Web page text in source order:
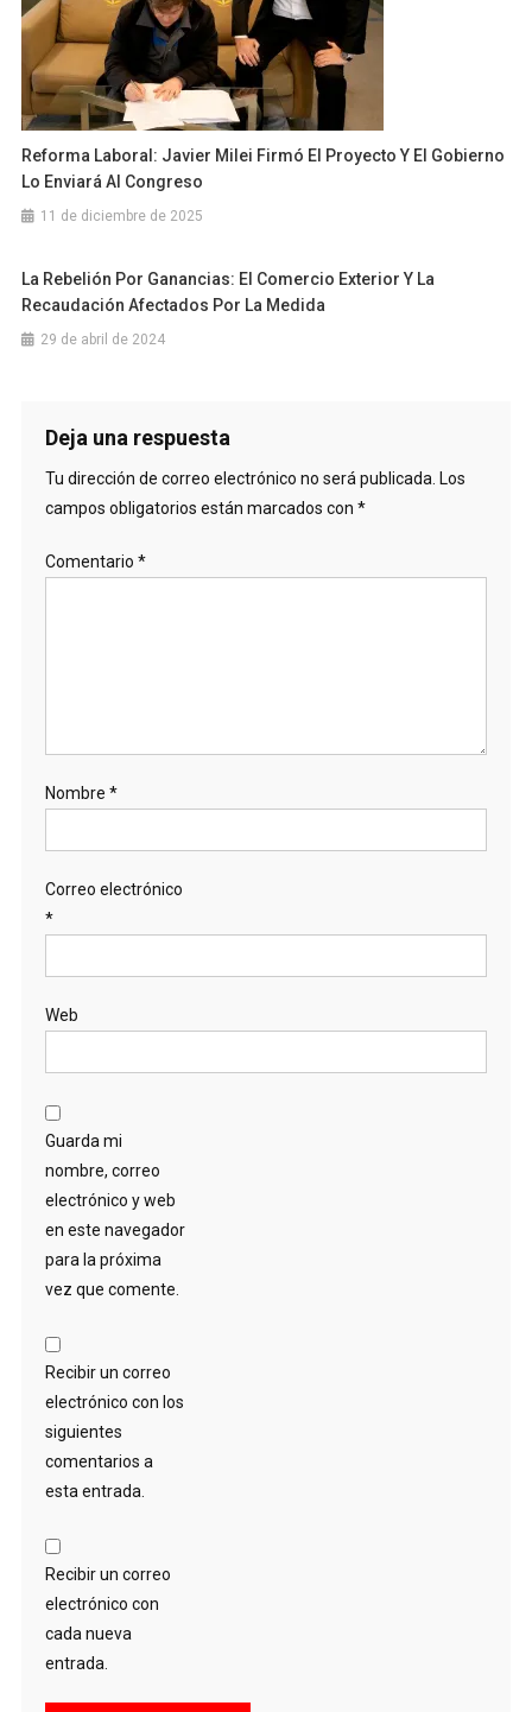
Reforma Laboral: Javier Milei Firmó El Proyecto Y El Gobierno
Lo Enviará Al Congreso
11 de diciembre de 2025
La Rebelión Por Ganancias: El Comercio Exterior Y La
Recaudación Afectados Por La Medida
29 de abril de 2024
Deja una respuesta
Tu dirección de correo electrónico no será publicada. Los
campos obligatorios están marcados con *
Comentario *
Nombre *
Correo electrónico
*
Web
Guarda mi
nombre, correo
electrónico y web
en este navegador
para la próxima
vez que comente.
Recibir un correo
electrónico con los
siguientes
comentarios a
esta entrada.
Recibir un correo
electrónico con
cada nueva
entrada.